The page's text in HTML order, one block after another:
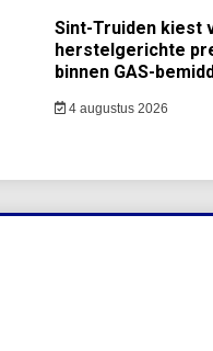
Sint-Truiden kiest
herstelgerichte
binnen GAS-
4 augustus 2026